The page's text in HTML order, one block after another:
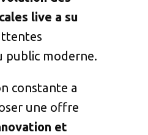
live a su
public moderne.
constante a
une offre
et